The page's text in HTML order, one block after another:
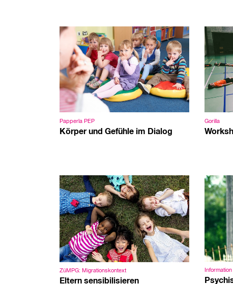
Papperla PEP
Körper und Gefühle im Dialog
Gorilla
ZüMPG: Migrationskontext
Eltern sensibilisieren